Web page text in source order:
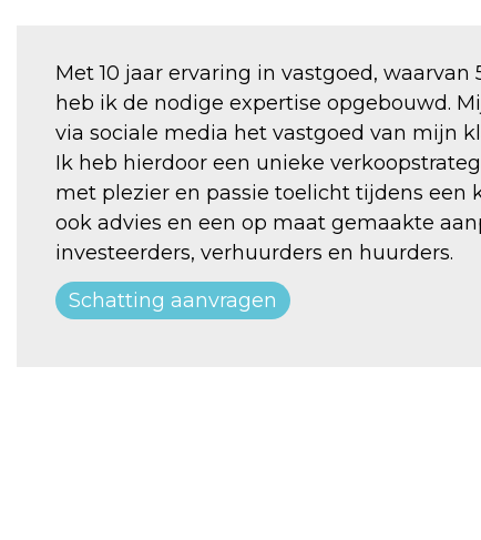
Met 10 jaar ervaring in vastgoed, waarvan
heb ik de nodige expertise opgebouwd.
via sociale media het vastgoed van mijn
Ik heb hierdoor een unieke
met plezier en passie toelicht tijdens een
ook advies en een op maat gemaakte
investeerders, verhuurders en huurders.
Schatting aanvragen